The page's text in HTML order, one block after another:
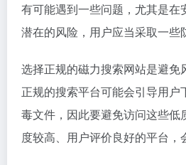
有可能遇到一些问题，尤其是在
潜在的风险，用户应当采取一些
选择正规的磁力搜索网站是避免
正规的搜索平台可能会引导用户
毒文件，因此要避免访问这些低
度较高、用户评价良好的平台，